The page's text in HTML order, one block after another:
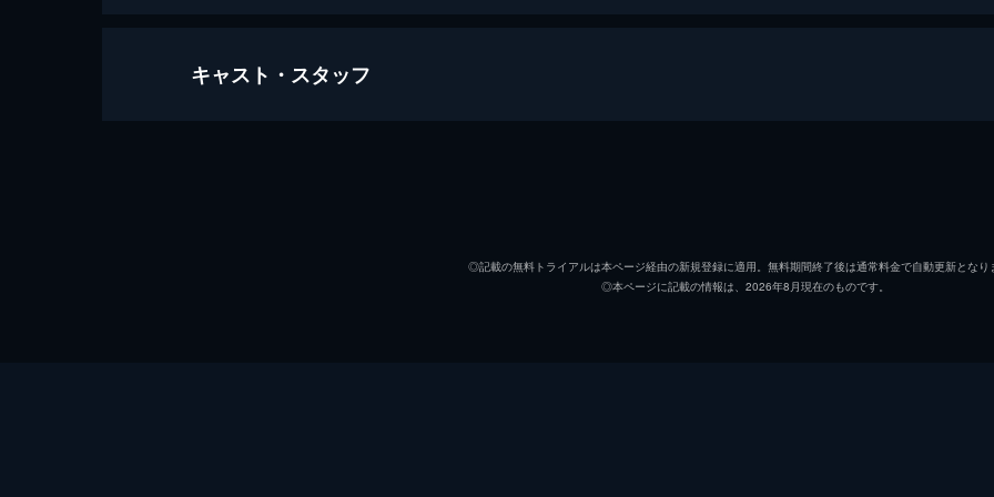
スモールワールド
キャスト・スタッフ
ユリア・ヴィーニャーヴァ
◎記載の無料トライアルは本ページ経由の新規登録に適用。無料期間終了後は通常料金で自動更新となり
◎本ページに記載の情報は、2026年8月現在のものです。